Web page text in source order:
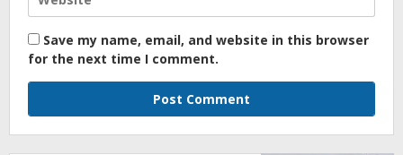
Save my name, email, and website in this browser
for the next time I comment.